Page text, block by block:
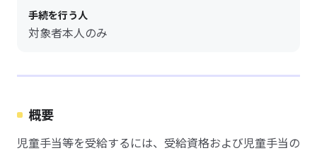
手続を行う人
対象者本人のみ
概要
児童手当等を受給するには、受給資格および児童手当の